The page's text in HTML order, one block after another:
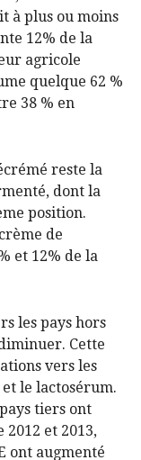
à plus ou moins
12% de la
agricole
quelque 62 %
38 % en
reste la
dont la
position.
de
et 12% de la
les pays hors
Cette
vers les
le lactosérum.
tiers ont
et 2013,
ont augmenté